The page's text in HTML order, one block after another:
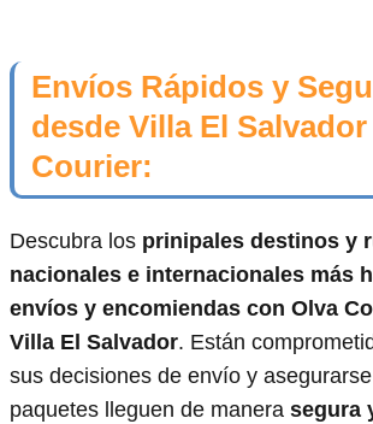
Envíos Rápidos y
desde Villa El
Courier:
Descubra los prinipales destinos y
nacionales e internacionales más
envíos y encomiendas con Olva
Villa El Salvador. Están
sus decisiones de envío y
paquetes lleguen de manera segura